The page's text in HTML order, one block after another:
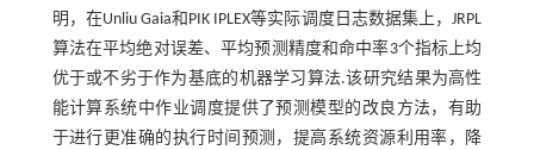
明，在Unliu Gaia和PIK IPLEX等实际调度日志数据集上，JRPL
算法在平均绝对误差、平均预测精度和命中率3个指标上均
优于或不劣于作为基底的机器学习算法.该研究结果为高性
能计算系统中作业调度提供了预测模型的改良方法，有助
于进行更准确的执行时间预测，提高系统资源利用率，降